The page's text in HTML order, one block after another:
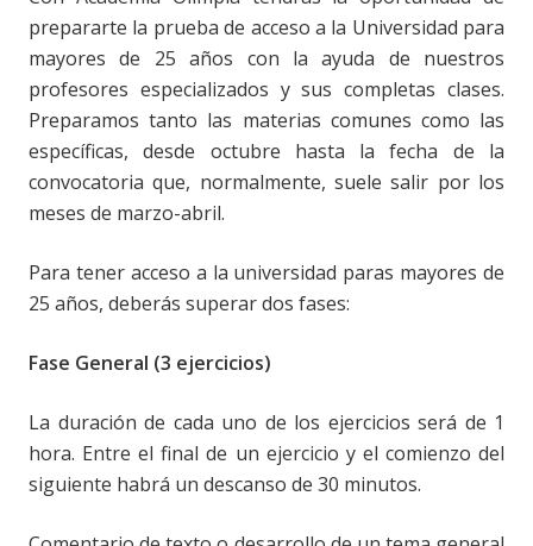
prepararte la prueba de acceso a la Universidad para
mayores de 25 años con la ayuda de nuestros
profesores especializados y sus completas clases.
Preparamos tanto las materias comunes como las
específicas, desde octubre hasta la fecha de la
convocatoria que, normalmente, suele salir por los
meses de marzo-abril.
Para tener acceso a la universidad paras mayores de
25 años, deberás superar dos fases:
Fase General (3 ejercicios)
La duración de cada uno de los ejercicios será de 1
hora. Entre el final de un ejercicio y el comienzo del
siguiente habrá un descanso de 30 minutos.